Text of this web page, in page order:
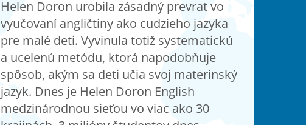
Helen Doron urobila zásadný prevrat vo
vyučovaní angličtiny ako cudzieho jazyka
pre malé deti. Vyvinula totiž systematickú
a ucelenú metódu, ktorá napodobňuje
spôsob, akým sa deti učia svoj materinský
jazyk. Dnes je Helen Doron English
medzinárodnou sieťou vo viac ako 30